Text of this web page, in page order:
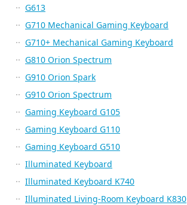
G613
G710 Mechanical Gaming Keyboard
G710+ Mechanical Gaming Keyboard
G810 Orion Spectrum
G910 Orion Spark
G910 Orion Spectrum
Gaming Keyboard G105
Gaming Keyboard G110
Gaming Keyboard G510
Illuminated Keyboard
Illuminated Keyboard K740
Illuminated Living-Room Keyboard K830